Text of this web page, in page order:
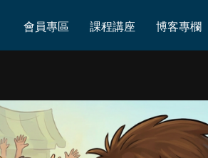
會員專區 課程講座 博客專欄